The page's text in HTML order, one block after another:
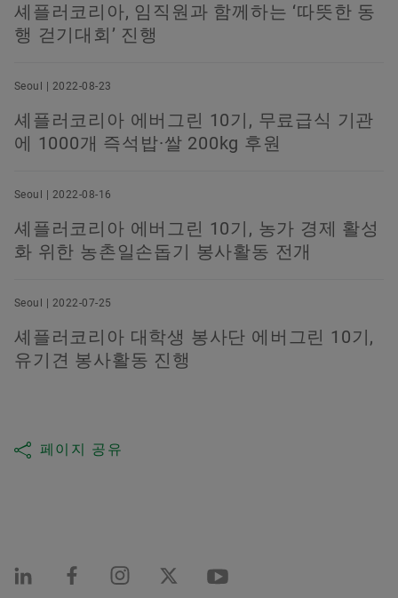
셰플러코리아, 임직원과 함께하는 ‘따뜻한 동
행 걷기대회’ 진행
Seoul | 2022-08-23
셰플러코리아 에버그린 10기, 무료급식 기관
에 1000개 즉석밥·쌀 200kg 후원
Seoul | 2022-08-16
셰플러코리아 에버그린 10기, 농가 경제 활성
화 위한 농촌일손돕기 봉사활동 전개
Seoul | 2022-07-25
셰플러코리아 대학생 봉사단 에버그린 10기,
유기견 봉사활동 진행
페이지 공유